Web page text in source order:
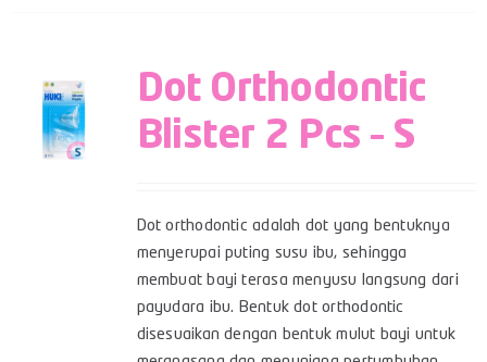
Dot Orthodontic
Blister 2 Pcs – S
Dot orthodontic adalah dot yang bentuknya
menyerupai puting susu ibu, sehingga
membuat bayi terasa menyusu langsung dari
payudara ibu. Bentuk dot orthodontic
disesuaikan dengan bentuk mulut bayi untuk